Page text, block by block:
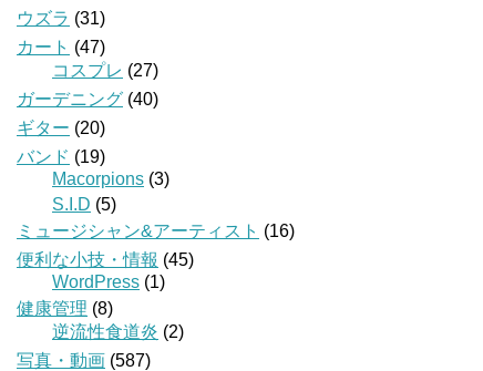
ウズラ (31)
カート (47)
コスプレ (27)
ガーデニング (40)
ギター (20)
バンド (19)
Macorpions (3)
S.I.D (5)
ミュージシャン&アーティスト (16)
便利な小技・情報 (45)
WordPress (1)
健康管理 (8)
逆流性食道炎 (2)
写真・動画 (587)